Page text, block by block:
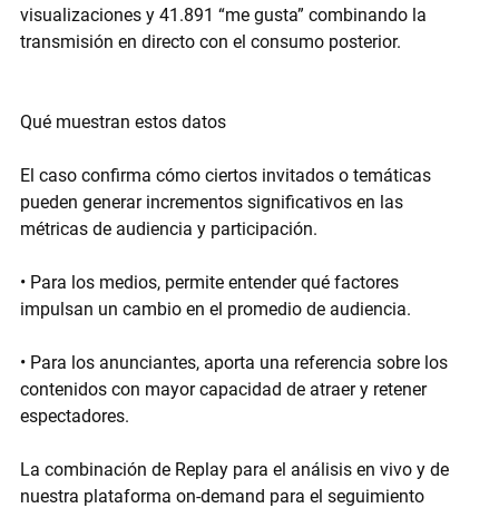
visualizaciones y 41.891 “me gusta” combinando la
transmisión en directo con el consumo posterior.
Qué muestran estos datos
El caso confirma cómo ciertos invitados o temáticas
pueden generar incrementos significativos en las
métricas de audiencia y participación.
• Para los medios, permite entender qué factores
impulsan un cambio en el promedio de audiencia.
• Para los anunciantes, aporta una referencia sobre los
contenidos con mayor capacidad de atraer y retener
espectadores.
La combinación de Replay para el análisis en vivo y de
nuestra plataforma on-demand para el seguimiento